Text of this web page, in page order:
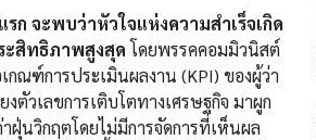
ก จะพบว่าหัวใจแห่งความสำเร็จเกิด
ะสิทธิภาพสูงสุดโดยพรรคคอมมิวนิสต์
ณฑ์การประเมินผลงาน (KPI) ของผู้ว่า
วเลขการเติบโตทางเศรษฐกิจ มาผูก
นวิกฤตโดยไม่มีการจัดการที่เห็นผล